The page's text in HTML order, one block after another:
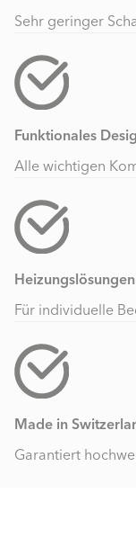
Sehr geringer
Funktionales
Alle wichtigen
Heizungslösungen
Für individuelle
Made in
Garantiert